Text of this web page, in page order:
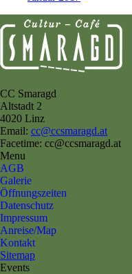
CC Smaragd
Altstadt 2
4020 Linz
Email: cc@ccsmaragd.at
Facetime: cc@ccsmaragd.at
Menu
AGB
Galerie
Öffnungszeiten
Datenschutz
Impressum
Anreise/Map
Kontakt
Sitemap
Events